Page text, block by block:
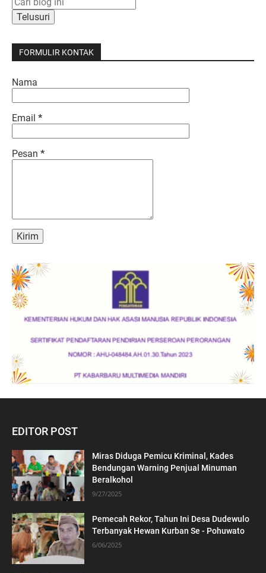
FORMULIR KONTAK
Nama
Email *
Pesan *
EDITOR POST
Miras Diduga Pemicu Kriminal, Kades
Bendungan Warning Penjual Minuman
Beralkohol
9/27/2025
Pemecah Rekor, Tahun Ini Desa Dudewulo
Terbanyak Hewan Kurban Se - Pohuwato
6/06/2025